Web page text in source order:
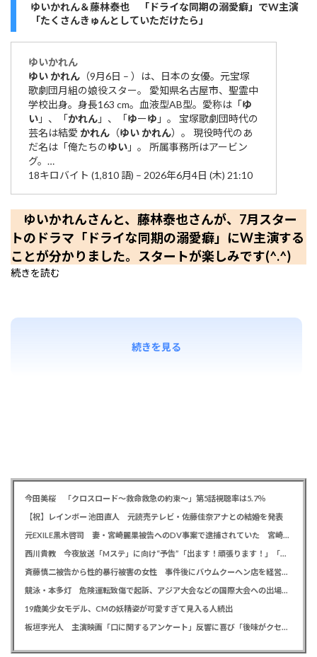
ゆいかれん＆藤林泰也 「ドライな同期の溺愛癖」でW主演
「たくさんきゅんとしていただけたら」
ゆいかれん
ゆい かれん （9月6日 – ）は、日本の女優。元宝塚
歌劇団月組の娘役スター。 愛知県名古屋市、聖霊中
学校出身。身長163 cm。血液型AB型。愛称は「ゆ
い 」、「かれん 」、「ゆーゆ 」。 宝塚歌劇団時代の
芸名は結愛 かれん （ゆい かれん）。 現役時代のあ
だ名は「俺たちのゆい 」。 所属事務所はアービン
グ。…
18キロバイト (1,810 語) – 2026年6月4日 (木) 21:10
ゆいかれんさんと、藤林泰也さんが、7月スター
トのドラマ「ドライな同期の溺愛癖」にW主演する
ことが分かりました。スタートが楽しみです(^.^)
続きを読む
続きを見る
今田美桜 「クロスロード～救命救急の約束～」第5話視聴率は5.7％
【祝】レインボー 池田直人 元読売テレビ・佐藤佳奈アナとの結婚を発表
元EXILE黒木啓司 妻・宮崎麗果被告へのDV事案で逮捕されていた 宮崎は全身打撲、頭部裂傷及び打撲、頸部損傷の怪我
西川貴教 今夜放送「Mステ」に向け“予告”「出ます！頑張ります！」「恐らくアレも着ます！」
斉藤慎二被告から性的暴行被害の女性 事件後にバウムクーヘン店を経営やTikTokでライブ配信する姿に「言葉にできない悔しさと怒り」
競泳・本多灯 危険運転致傷で起訴、アジア大会などの国際大会への出場を辞退
19歳美少女モデル、CMの妖精姿が可愛すぎて見入る人続出
板垣李光人 主演映画「口に関するアンケート」反響に喜び「後味がクセになる、と」